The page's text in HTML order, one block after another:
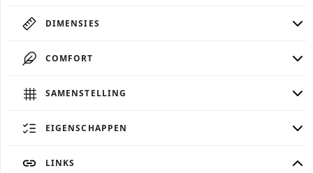
DIMENSIES
COMFORT
SAMENSTELLING
EIGENSCHAPPEN
LINKS